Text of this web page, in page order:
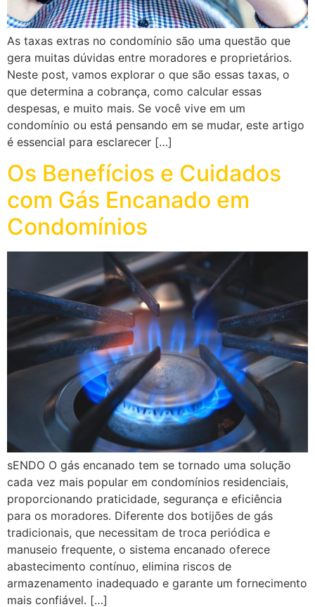
As taxas extras no condomínio são uma questão que
gera muitas dúvidas entre moradores e proprietários.
Neste post, vamos explorar o que são essas taxas, o
que determina a cobrança, como calcular essas
despesas, e muito mais. Se você vive em um
condomínio ou está pensando em se mudar, este artigo
é essencial para esclarecer […]
Os Benefícios e Cuidados
com Gás Encanado em
Condomínios
sENDO O gás encanado tem se tornado uma solução
cada vez mais popular em condomínios residenciais,
proporcionando praticidade, segurança e eficiência
para os moradores. Diferente dos botijões de gás
tradicionais, que necessitam de troca periódica e
manuseio frequente, o sistema encanado oferece
abastecimento contínuo, elimina riscos de
armazenamento inadequado e garante um fornecimento
mais confiável. […]